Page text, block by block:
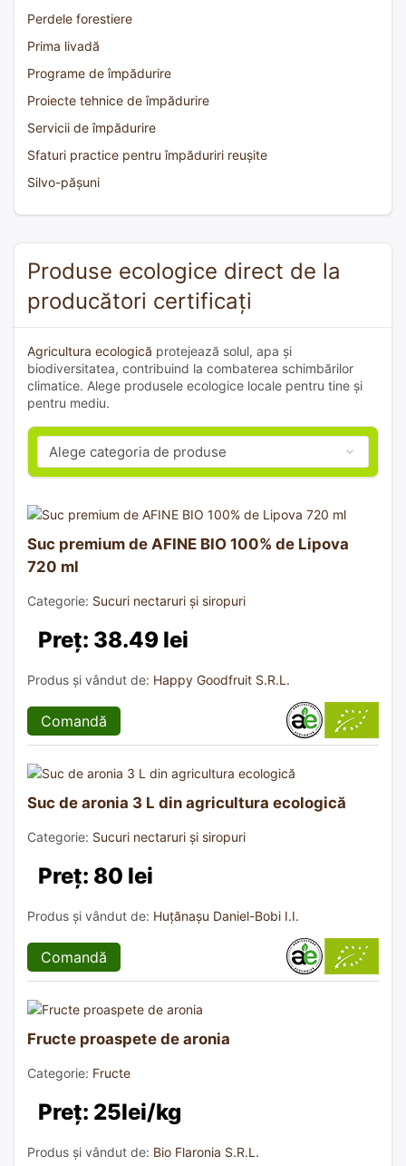
Perdele forestiere
Prima livadă
Programe de împădurire
Proiecte tehnice de împădurire
Servicii de împădurire
Sfaturi practice pentru împăduriri reușite
Silvo-pășuni
Produse ecologice direct de la
producători certificați
Agricultura ecologică protejează solul, apa și
biodiversitatea, contribuind la combaterea schimbărilor
climatice. Alege produsele ecologice locale pentru tine și
pentru mediu.
Suc premium de AFINE BIO 100% de Lipova
720 ml
Categorie: Sucuri nectaruri și siropuri
Preț: 38.49 lei
Produs și vândut de: Happy Goodfruit S.R.L.
Comandă
Suc de aronia 3 L din agricultura ecologică
Categorie: Sucuri nectaruri și siropuri
Preț: 80 lei
Produs și vândut de: Huțănașu Daniel-Bobi I.I.
Comandă
Fructe proaspete de aronia
Categorie: Fructe
Preț: 25lei/kg
Produs și vândut de: Bio Flaronia S.R.L.